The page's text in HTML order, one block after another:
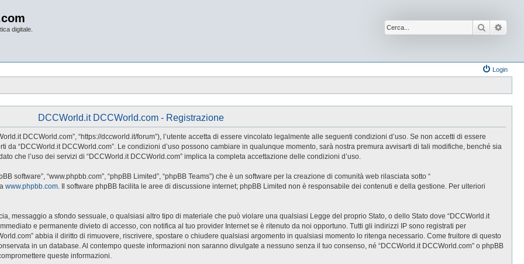
digitale. Cerca
Login
DCCWorld.it DCCWorld.com - Registrazione
DCCWorld.com”, “https://dccworld.it/forum”), l’utente accetta di essere vincolato legalmente alle seguenti condizioni d’uso. Se non accetti di essere
da “DCCWorld.it DCCWorld.com”. Le condizioni d’uso possono cambiare in qualunque momento, sarà nostra premura avvisarti di tali modifiche, benché sia
che l’uso dei servizi di “DCCWorld.it DCCWorld.com” implica la completa accettazione delle condizioni d’uso.
software”, “www.phpbb.com”, “phpBB Limited”, “phpBB Teams”) che è un software per la creazione di comunità web rilasciata sotto “
www.phpbb.com. Il software phpBB facilita le aree di discussione internet; phpBB Limited non è responsabile dei contenuti e della gestione. Per ulteriori
messaggio a sfondo sessuale, o qualsiasi altro tipo di materiale che può violare una qualsiasi Legge del proprio Stato, o dello Stato dove “DCCWorld.it
e permanente divieto di accesso, con notifica al tuo provider Internet se è ritenuto da noi opportuno. Tutti gli indirizzi IP sono registrati per
abbia il diritto di rimuovere, riscrivere, spostare o chiudere qualsiasi argomento in qualsiasi momento lo ritenga necessario. Come fruitore di questo
in un database. Al contempo queste informazioni non saranno divulgate a nessuno senza il tuo consenso, né “DCCWorld.it DCCWorld.com” o phpBB
queste informazioni.